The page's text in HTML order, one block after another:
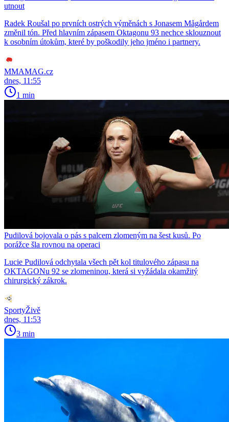
utnout
Radek Roušal po prvních ostrých výměnách s Jonasem Mågårdem
změnil tón. Před hlavním zápasem Oktagonu 93 nechce sklouznout
k osobním útokům, které by poškodily jeho jméno i partnery.
MMAMAG.cz
dnes, 11:55
1 min
Pudilová bojovala o pás s palcem zlomeným na šest kusů. Po
porážce šla rovnou na operaci
Lucie Pudilová odchytala všech pět kol titulového zápasu na
OKTAGONu 92 se zlomeninou, která si vyžádala okamžitý
chirurgický zákrok.
SportyŽivě
dnes, 11:53
3 min